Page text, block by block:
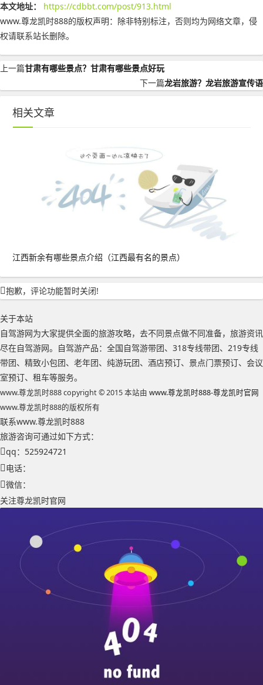
本文地址：
https://cdbbt.com/post/913.html
www.尊龙凯时888的版权声明： 除非特别标注，否则均为网络文章，侵
权请联系站长删除。
上一篇甘肃有哪些景点？甘肃有哪些景点好玩
下一篇龙岩旅游？龙岩旅游宣传语
相关文章
江西新余有哪些景点介绍（江西最有名的景点）
抱歉，评论功能暂时关闭!
关于本站
自驾游网为大家提供全面的旅游攻略，去不同景点做不同准备，旅游资讯
尽在自驾游网。自驾游产品：全国自驾游带团、318专线带团、219专线
带团、精致小包团、老年团、纯游玩团、酒店预订、景点门票预订、会议
室预订、租车等服务。
www.尊龙凯时888 copyright © 2015 本站由 www.尊龙凯时888-尊龙凯时官网
www.尊龙凯时888的版权所有
联系www.尊龙凯时888
旅游咨询可通过如下方式：
qq：525924721
电话：
微信：
关注尊龙凯时官网